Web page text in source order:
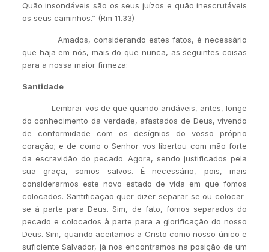
Quão insondáveis são os seus juízos e quão inescrutáveis
os seus caminhos.” (Rm 11.33)
Amados, considerando estes fatos, é necessário
que haja em nós, mais do que nunca, as seguintes coisas
para a nossa maior firmeza:
Santidade
Lembrai-vos de que quando andáveis, antes, longe
do conhecimento da verdade, afastados de Deus, vivendo
de conformidade com os desígnios do vosso próprio
coração; e de como o Senhor vos libertou com mão forte
da escravidão do pecado. Agora, sendo justificados pela
sua graça, somos salvos. É necessário, pois, mais
considerarmos este novo estado de vida em que fomos
colocados. Santificação quer dizer separar-se ou colocar-
se à parte para Deus. Sim, de fato, fomos separados do
pecado e colocados à parte para a glorificação do nosso
Deus. Sim, quando aceitamos a Cristo como nosso único e
suficiente Salvador, já nos encontramos na posição de um